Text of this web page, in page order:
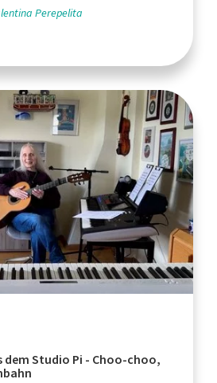
Perepelita
dem Studio Pi - Choo-choo,